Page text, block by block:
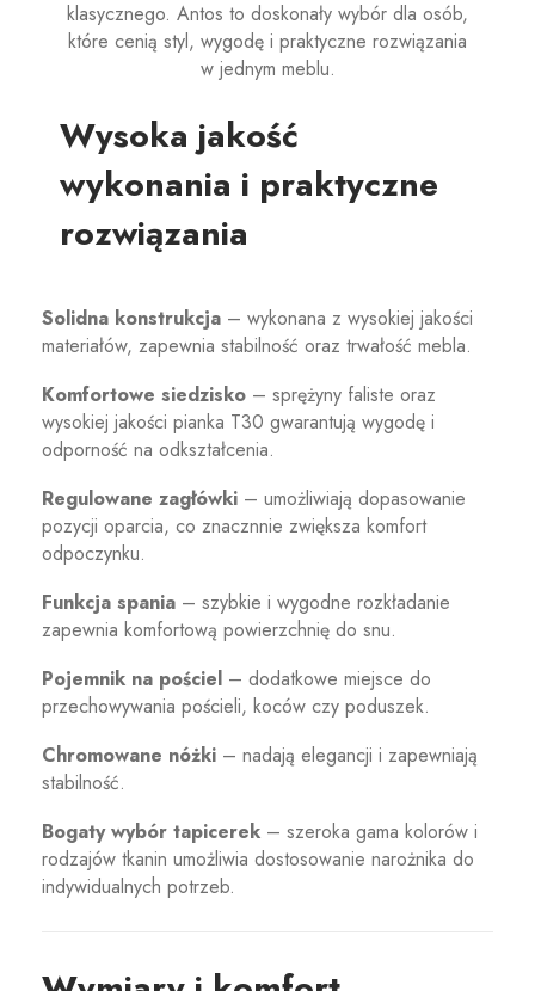
klasycznego. Antos to doskonały wybór dla osób,
które cenią styl, wygodę i praktyczne rozwiązania
w jednym meblu.
Wysoka jakość
wykonania i praktyczne
rozwiązania
Solidna konstrukcja – wykonana z wysokiej jakości
materiałów, zapewnia stabilność oraz trwałość mebla.
Komfortowe siedzisko – sprężyny faliste oraz
wysokiej jakości pianka T30 gwarantują wygodę i
odporność na odkształcenia.
Regulowane zagłówki – umożliwiają dopasowanie
pozycji oparcia, co znacznnie zwiększa komfort
odpoczynku.
Funkcja spania – szybkie i wygodne rozkładanie
zapewnia komfortową powierzchnię do snu.
Pojemnik na pościel – dodatkowe miejsce do
przechowywania pościeli, koców czy poduszek.
Chromowane nóżki – nadają elegancji i zapewniają
stabilność.
Bogaty wybór tapicerek – szeroka gama kolorów i
rodzajów tkanin umożliwia dostosowanie narożnika do
indywidualnych potrzeb.